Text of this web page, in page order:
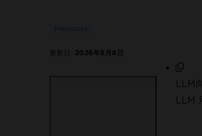
FINANCIAL
更新日: 2026年5月8日
LLM
LLM